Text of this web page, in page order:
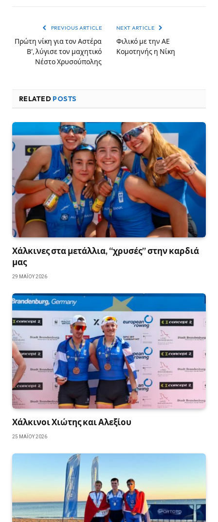
PREVIOUS ARTICLE
Πρώτη νίκη για τον Αστέρα
Β’, λύγισε τον μαχητικό
Νέστο Χρυσούπολης
NEXT ARTICLE
Φιλικό με την ΑΕ
Κομοτηνής η Νίκη
RELATED POSTS
Χάλκινες στα μετάλλια, “χρυσές” στην καρδιά
μας
29 ΜΑΪ́ΟΥ 2026
Χάλκινοι Χιώτης και Αλεξίου
25 ΜΑΪ́ΟΥ 2026